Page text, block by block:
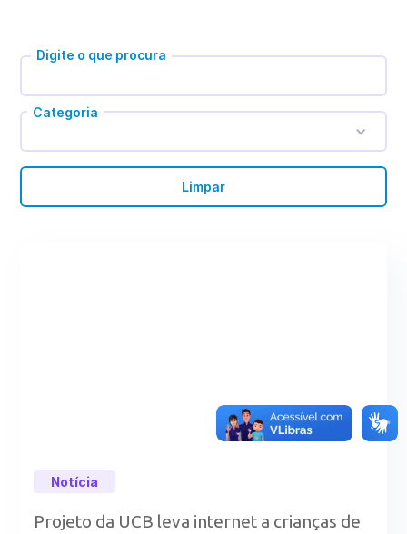
Digite o que procura
Categoria
Limpar
Notícia
Projeto da UCB leva internet a crianças de